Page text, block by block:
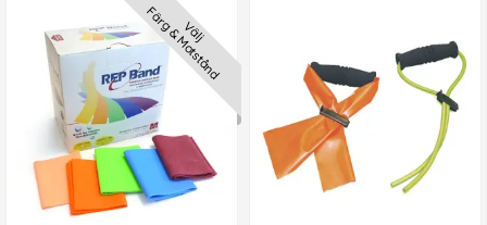
Välj
Färg & Motstånd